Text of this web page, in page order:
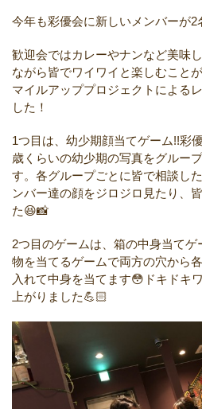
今年も彩優会に新しいメンバーが2
歓迎会ではカレーやナンなど美味
ながら皆でワイワイと楽しむこと
マイルアッププロジェクトによる
した！
1つ目は、幼少期顔当てゲーム!!彩
歳くらいの幼少期の写真をグルー
す。各グループごとに皆で相談し
ンバー達の顔をジロジロ見たり、
た😆📸
2つ目のゲームは、箱の中身当て
物を当てるゲームで両方の穴から
入れて中身を当てます😳ドキドキ
上がりました💪🏻